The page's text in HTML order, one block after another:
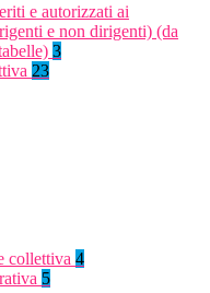
e autorizzati ai
e non dirigenti) (da
3
23
collettiva 4
5